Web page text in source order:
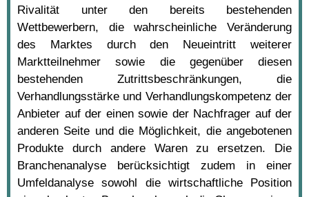
Rivalität unter den bereits bestehenden
Wettbewerbern, die wahrscheinliche Veränderung
des Marktes durch den Neueintritt weiterer
Marktteilnehmer sowie die gegenüber diesen
bestehenden Zutrittsbeschränkungen, die
Verhandlungsstärke und Verhandlungskompetenz der
Anbieter auf der einen sowie der Nachfrager auf der
anderen Seite und die Möglichkeit, die angebotenen
Produkte durch andere Waren zu ersetzen. Die
Branchenanalyse berücksichtigt zudem in einer
Umfeldanalyse sowohl die wirtschaftliche Position